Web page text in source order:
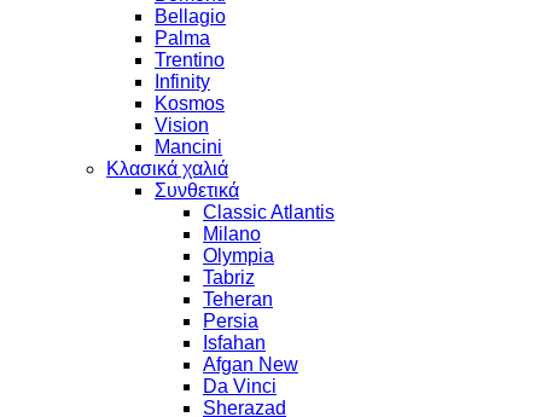
Bellagio
Palma
Trentino
Infinity
Kosmos
Vision
Mancini
Κλασικά χαλιά
Συνθετικά
Classic Atlantis
Milano
Olympia
Tabriz
Teheran
Persia
Isfahan
Afgan New
Da Vinci
Sherazad